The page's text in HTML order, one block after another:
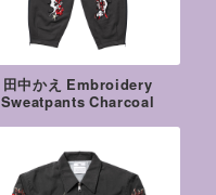
田中かえ Embroidery
Sweatpants Charcoal